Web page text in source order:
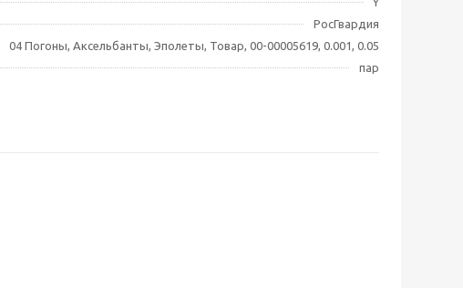
РосГвардия
04 Погоны, Аксельбанты, Эполеты, Товар, 00-00005619, 0.001, 0.05
пар